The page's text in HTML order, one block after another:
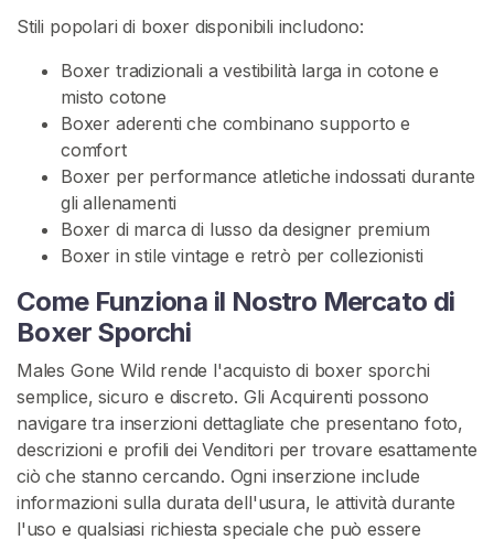
Stili popolari di boxer disponibili includono:
Boxer tradizionali a vestibilità larga in cotone e
misto cotone
Boxer aderenti che combinano supporto e
comfort
Boxer per performance atletiche indossati durante
gli allenamenti
Boxer di marca di lusso da designer premium
Boxer in stile vintage e retrò per collezionisti
Come Funziona il Nostro Mercato di
Boxer Sporchi
Males Gone Wild rende l'acquisto di boxer sporchi
semplice, sicuro e discreto. Gli Acquirenti possono
navigare tra inserzioni dettagliate che presentano foto,
descrizioni e profili dei Venditori per trovare esattamente
ciò che stanno cercando. Ogni inserzione include
informazioni sulla durata dell'usura, le attività durante
l'uso e qualsiasi richiesta speciale che può essere
U
a
a
e
U
o
i
n
J
o
c
k
s